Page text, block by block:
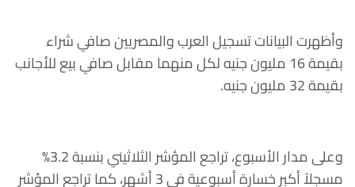
وأظهرت البيانات تسجيل العرب والمصريين صافي شراء
بقيمة 16 مليون جنيه لكل منهما مقابل صافي بيع للأجانب
بقيمة 32 مليون جنيه.
وعلى مدار الأسبوع، تراجع المؤشر الثلاثيني بنسبة 3.2%
مسجلاً أكبر خسارة أسبوعية في 3 أشهر، كما تراجع المؤشر